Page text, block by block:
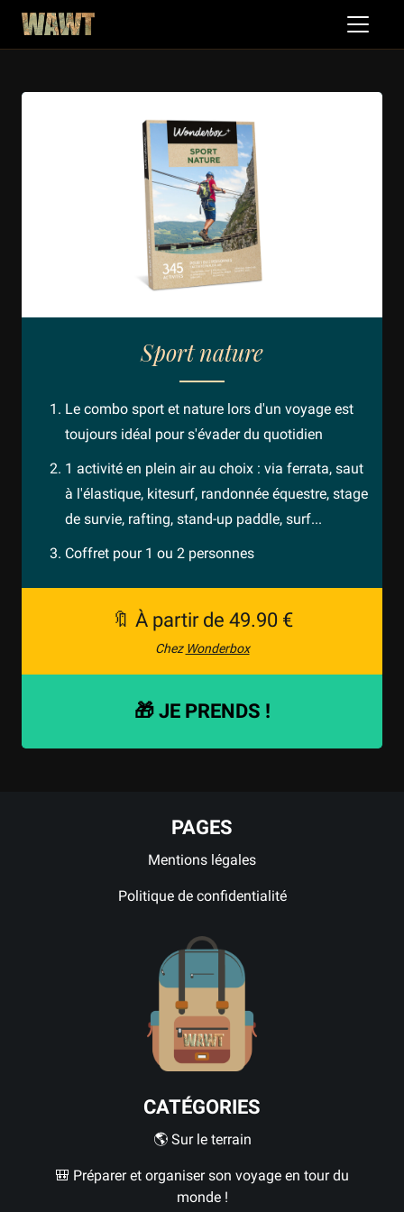
Sport nature
Le combo sport et nature lors d'un voyage est
toujours idéal pour s'évader du quotidien
1 activité en plein air au choix : via ferrata, saut
à l'élastique, kitesurf, randonnée équestre, stage
de survie, rafting, stand-up paddle, surf...
Coffret pour 1 ou 2 personnes
🔖 À partir de 49.90 €
Chez Wonderbox
🎁 JE PRENDS !
PAGES
Mentions légales
Politique de confidentialité
CATÉGORIES
🌎 Sur le terrain
🎒 Préparer et organiser son voyage en tour du
monde !